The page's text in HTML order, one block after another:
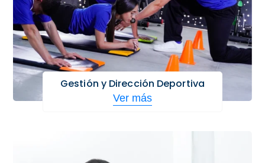
Gestión y Dirección Deportiva
Ver más